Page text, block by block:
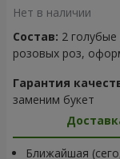
Нет в наличии
Состав: 2
розовых роз,
Гарантия
заменим букет
Ближайшая